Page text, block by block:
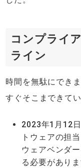
コンプライ
ライン
時間を無駄にでき
すぐそこまできてい
2023年1月12
トウェアの担
ウェアベンダ
る必要がありま